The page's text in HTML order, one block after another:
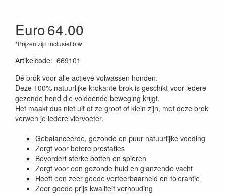
Euro64.00
*Prijzen zijn inclusief btw
Artikelcode: 669101
Dé brok voor alle actieve volwassen honden.
Deze 100% natuurlijke krokante brok is geschikt voor iedere
gezonde hond die voldoende beweging krijgt.
Het maakt dus niet uit of ze groot of klein zijn, met deze brok
verwen je iedere viervoeter.
Gebalanceerde, gezonde en puur natuurlijke voeding
Zorgt voor betere prestaties
Bevordert sterke botten en spieren
Zorgt voor een gezonde huid en glanzende vacht
Heeft een zeer goede verteerbaarheid en tolerantie
Zeer goede prijs kwaliteit verhouding